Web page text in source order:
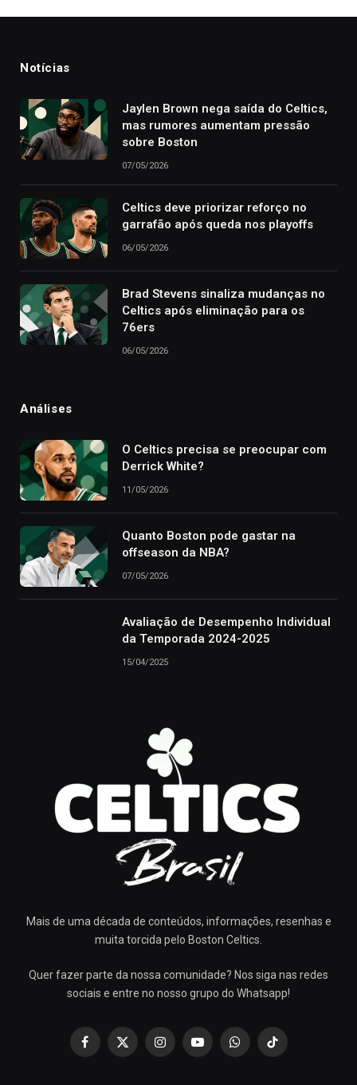
Notícias
Jaylen Brown nega saída do Celtics,
mas rumores aumentam pressão
sobre Boston
07/05/2026
Celtics deve priorizar reforço no
garrafão após queda nos playoffs
06/05/2026
Brad Stevens sinaliza mudanças no
Celtics após eliminação para os
76ers
06/05/2026
Análises
O Celtics precisa se preocupar com
Derrick White?
11/05/2026
Quanto Boston pode gastar na
offseason da NBA?
07/05/2026
Avaliação de Desempenho Individual
da Temporada 2024-2025
15/04/2025
Mais de uma década de conteúdos, informações, resenhas e
muita torcida pelo Boston Celtics.
Quer fazer parte da nossa comunidade? Nos siga nas redes
sociais e entre no nosso grupo do Whatsapp!
Facebook
X
InstagramYouTubeWhatsAppTikTok